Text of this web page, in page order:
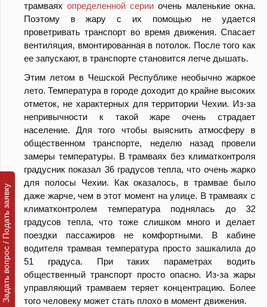
трамваях определенной серии очень маленькие окна.
Поэтому в жару с их помощью не удается
проветривать транспорт во время движения. Спасает
вентиляция, вмонтированная в потолок. После того как
ее запускают, в транспорте становится легче дышать.
Этим летом в Чешской Республике необычно жаркое
лето. Температура в городе доходит до крайне высоких
отметок, не характерных для территории Чехии. Из-за
непривычности к такой жаре очень страдает
население. Для того чтобы выяснить атмосферу в
общественном транспорте, неделю назад провели
замеры температуры. В трамваях без климатконтроля
градусник показал 36 градусов тепла, что очень жарко
для полосы Чехии. Как оказалось, в трамвае было
даже жарче, чем в этот момент на улице. В трамваях с
климатконтролем температура поднялась до 32
градусов тепла, что тоже слишком много и делает
поездки пассажиров не комфортными. В кабине
водителя трамвая температура просто зашкалила до
51 градуса. При таких параметрах водить
общественный транспорт просто опасно. Из-за жары
управляющий трамваем теряет концентрацию. Более
того человеку может стать плохо в момент движения.
Задать вопрос / Подать заявку